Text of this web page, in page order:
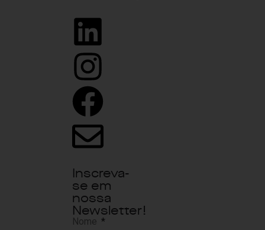
Inscreva-
se em
nossa
Newsletter!
Nome